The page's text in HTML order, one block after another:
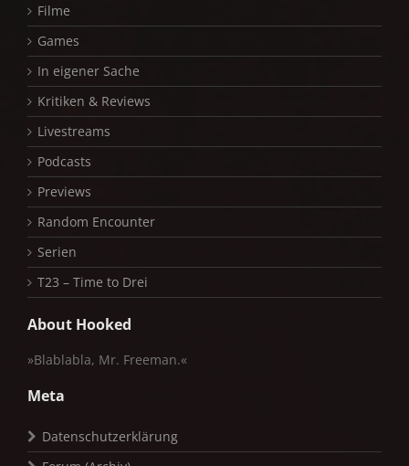
Filme
Games
In eigener Sache
Kritiken & Reviews
Livestreams
Podcasts
Previews
Random Encounter
Serien
T23 – Time to Drei
About Hooked
»Blablabla, Mr. Freeman.«
Meta
Datenschutzerklärung